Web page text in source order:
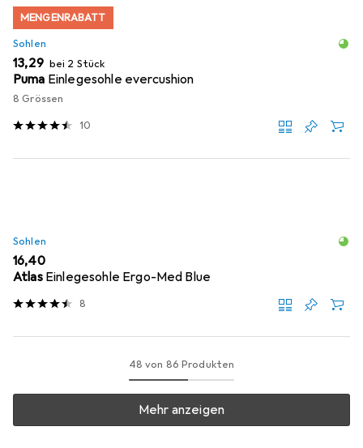
MENGENRABATT
Sohlen
EUR
13,29 bei 2 Stück
Puma Einlegesohle evercushion
8 Grössen
10
Sohlen
EUR
16,40
Atlas Einlegesohle Ergo-Med Blue
8
48 von 86 Produkten
Mehr anzeigen